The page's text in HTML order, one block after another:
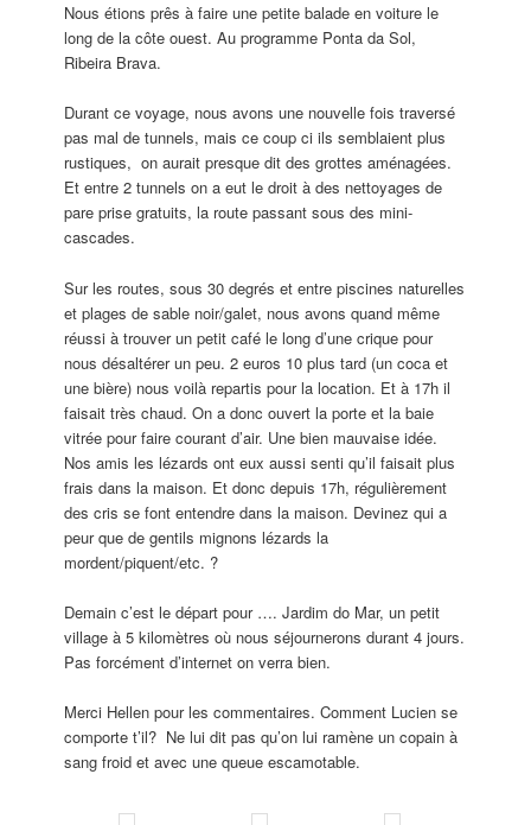
Nous étions prês à faire une petite balade en voiture le
long de la côte ouest. Au programme Ponta da Sol,
Ribeira Brava.
Durant ce voyage, nous avons une nouvelle fois traversé
pas mal de tunnels, mais ce coup ci ils semblaient plus
rustiques, on aurait presque dit des grottes aménagées.
Et entre 2 tunnels on a eut le droit à des nettoyages de
pare prise gratuits, la route passant sous des mini-
cascades.
Sur les routes, sous 30 degrés et entre piscines naturelles
et plages de sable noir/galet, nous avons quand même
réussi à trouver un petit café le long d’une crique pour
nous désaltérer un peu. 2 euros 10 plus tard (un coca et
une bière) nous voilà repartis pour la location. Et à 17h il
faisait très chaud. On a donc ouvert la porte et la baie
vitrée pour faire courant d’air. Une bien mauvaise idée.
Nos amis les lézards ont eux aussi senti qu’il faisait plus
frais dans la maison. Et donc depuis 17h, régulièrement
des cris se font entendre dans la maison. Devinez qui a
peur que de gentils mignons lézards la
mordent/piquent/etc. ?
Demain c’est le départ pour …. Jardim do Mar, un petit
village à 5 kilomètres où nous séjournerons durant 4 jours.
Pas forcément d’internet on verra bien.
Merci Hellen pour les commentaires. Comment Lucien se
comporte t’il? Ne lui dit pas qu’on lui ramène un copain à
sang froid et avec une queue escamotable.